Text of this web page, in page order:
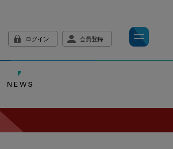
ログイン 会員登録
NEWS